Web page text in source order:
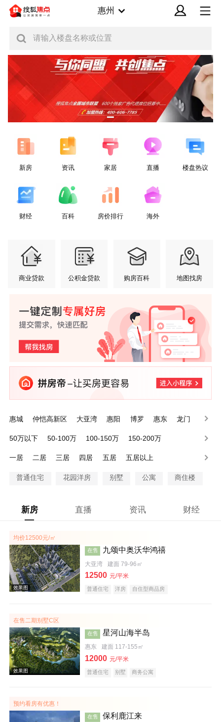
惠州
请输入楼盘名称或位置
新房 资讯 家居 直播 楼盘热议
财经 百科 房价排行 海外
商业贷款 公积金贷款 购房百科 地图找房
惠城 仲恺高新区 大亚湾 惠阳 博罗 惠东 龙门
50万以下 50-100万 100-150万
150-200万
一居
二居 三居 四居 五居 五居以上
普通住宅 花园洋房 别墅 公寓 商住楼
新房 直播 资讯 财经
均价12500元/㎡
效果图
在售 九颂中奥沃华鸿禧
大亚湾 建面 79-96㎡
12500 元/平米
普通住宅 洋房 自住型商品房
在售二期别墅C区
在售 星河山海半岛
惠东 建面 117-155㎡
12000 元/平米
普通住宅 别墅 商务公寓
预约看房有优惠！
在售 保利鹿江来